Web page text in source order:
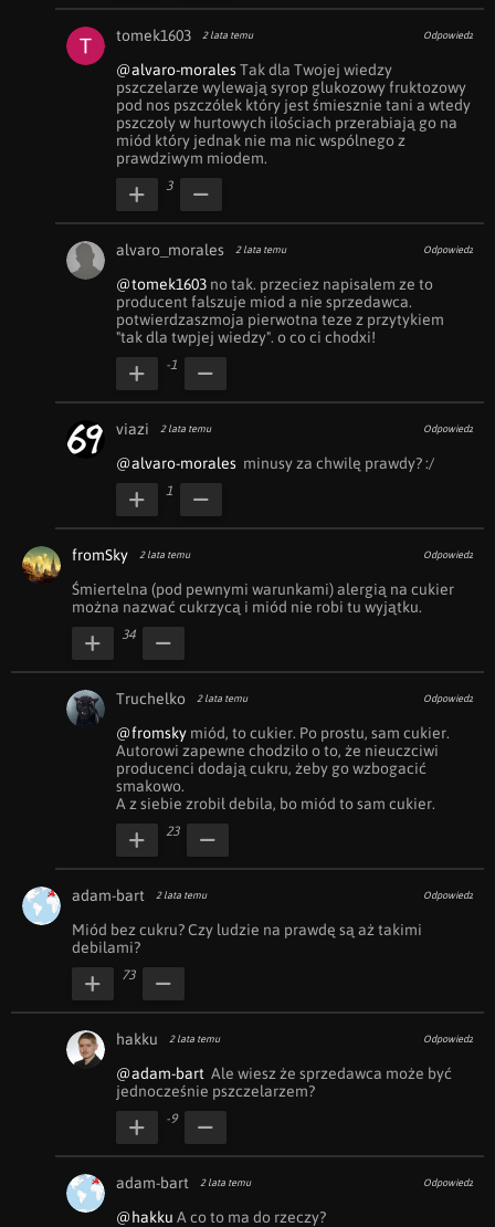
tomek1603 2 lata temu Odpowiedz
@alvaro-morales Tak dla Twojej wiedzy
pszczelarze wylewają syrop glukozowy fruktozowy
pod nos pszczółek który jest śmiesznie tani a wtedy
pszczoły w hurtowych ilościach przerabiają go na
miód który jednak nie ma nic wspólnego z
prawdziwym miodem.
3
alvaro_morales 2 lata temu Odpowiedz
@tomek1603 no tak. przeciez napisalem ze to
producent falszuje miod a nie sprzedawca.
potwierdzaszmoja pierwotna teze z przytykiem
"tak dla twpjej wiedzy". o co ci chodxi!
-1
viazi 2 lata temu Odpowiedz
@alvaro-morales
  minusy za chwilę prawdy? :/
1
fromSky 2 lata temu Odpowiedz
Śmiertelna (pod pewnymi warunkami) alergią na cukier
można nazwać cukrzycą i miód nie robi tu wyjątku.
34
Truchelko 2 lata temu Odpowiedz
@fromsky miód, to cukier. Po prostu, sam cukier.
Autorowi zapewne chodziło o to, że nieuczciwi
producenci dodają cukru, żeby go wzbogacić
smakowo.
A z siebie zrobił debila, bo miód to sam cukier.
23
adam-bart 2 lata temu Odpowiedz
Miód bez cukru? Czy ludzie na prawdę są aż takimi
debilami?
73
hakku 2 lata temu Odpowiedz
@adam-bart
  Ale wiesz że sprzedawca może być
jednocześnie pszczelarzem?
-9
adam-bart 2 lata temu Odpowiedz
@hakku A co to ma do rzeczy?